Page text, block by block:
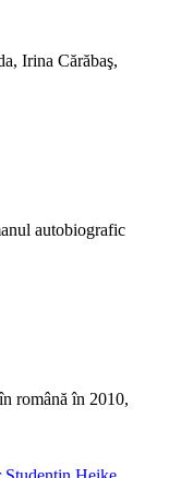
Irina Cărăbaş,
autobiografic
română în 2010,